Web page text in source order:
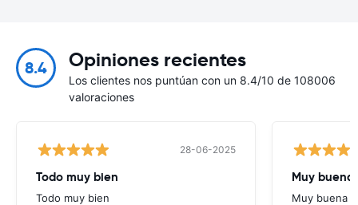
8.4 Opiniones recientes
Los clientes nos puntúan con un 8.4/10 de 108006
valoraciones
28-06-2025
Todo muy bien
Todo muy bien
Muy buena
Muy buena